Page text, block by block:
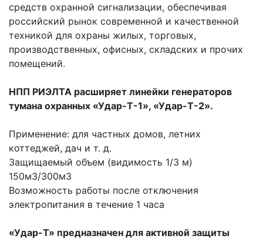
средств охранной сигнализации, обеспечивая
российский рынок современной и качественной
техникой для охраны жилых, торговых,
производственных, офисных, складских и прочих
помещений.
НПП РИЭЛТА расширяет линейки генераторов
тумана охранных «Удар-Т-1», «Удар-Т-2».
Применение: для частных домов, летних
коттеджей, дач и т. д.
Защищаемый объем (видимость 1/3 м)
150м3/300м3
Возможность работы после отключения
электропитания в течение 1 часа
«Удар-Т» предназначен для активной защиты